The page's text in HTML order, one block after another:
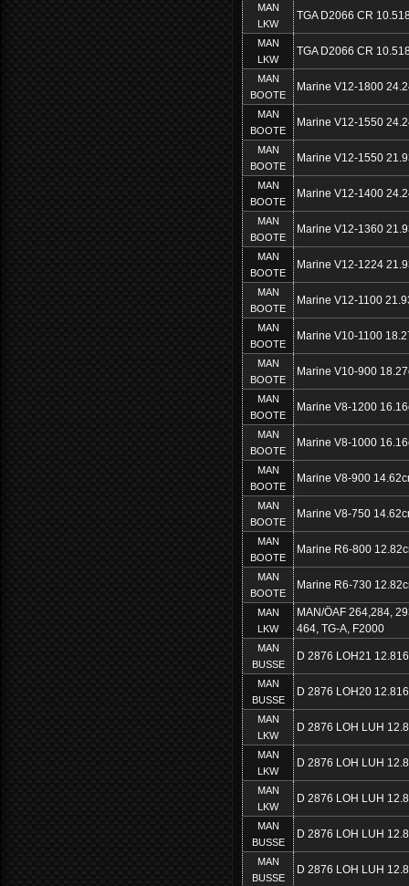
MAN
LKW
TGA D2066 CR
MAN
LKW
TGA D2066 CR
MAN
BOOTE
Marine V12-1800
MAN
BOOTE
Marine V12-1550
MAN
BOOTE
Marine V12-1550
MAN
BOOTE
Marine V12-1400
MAN
BOOTE
Marine V12-1360
MAN
BOOTE
Marine V12-1224
MAN
BOOTE
Marine V12-1100
MAN
BOOTE
Marine V10-1100
MAN
BOOTE
Marine V10-900
MAN
BOOTE
Marine V8-1200
MAN
BOOTE
Marine V8-1000
MAN
BOOTE
Marine V8-900
MAN
BOOTE
Marine V8-750
MAN
BOOTE
Marine R6-800
MAN
BOOTE
Marine R6-730
MAN
LKW
MAN/ÖAF 264,284,
464, TG-A, F2000
MAN
BUSSE
D 2876 LOH21
MAN
BUSSE
D 2876 LOH20
MAN
LKW
D 2876 LOH LUH
MAN
LKW
D 2876 LOH LUH
MAN
LKW
D 2876 LOH LUH
MAN
BUSSE
D 2876 LOH LUH
MAN
BUSSE
D 2876 LOH LUH